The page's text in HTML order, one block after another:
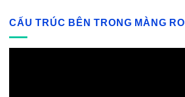
CẤU TRÚC BÊN TRONG MÀNG RO